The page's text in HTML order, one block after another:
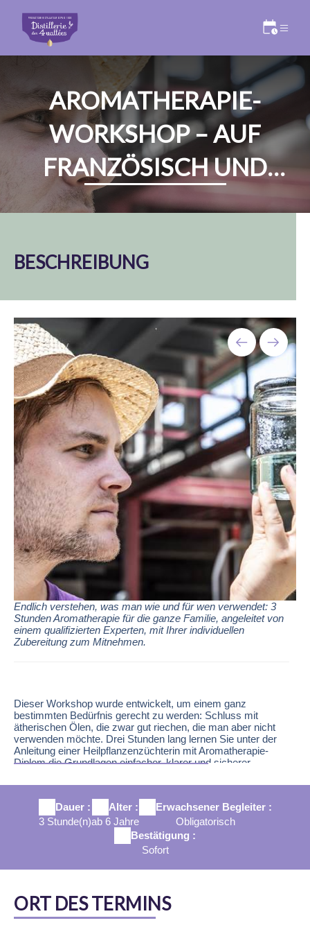
AROMATHERAPIE-
WORKSHOP – AUF
FRANZÖSISCH UND
ENGLISCH 🇫🇷 🇬🇧
BESCHREIBUNG
Endlich verstehen, was man wie und für wen verwendet: 3
Stunden Aromatherapie für die ganze Familie, angeleitet von
einem qualifizierten Experten, mit Ihrer individuellen
Zubereitung zum Mitnehmen.
Dieser Workshop wurde entwickelt, um einem ganz
bestimmten Bedürfnis gerecht zu werden: Schluss mit
ätherischen Ölen, die zwar gut riechen, die man aber nicht
verwenden möchte. Drei Stunden lang lernen Sie unter der
Anleitung einer Heilpflanzenzüchterin mit Aromatherapie-
Diplom die Grundlagen einfacher, klarer und sicherer
Destillerie mit Schwerpunkt auf Aromatherapie: Woher die
Öle stammen, wie sie hergestellt werden und was ein
ätherisches Öl, ein Blütenwasser und ein „Parfüm""
unterscheidet. Anschließend findet ein Duftworkshop statt, in
dem wichtige lokale Essenzen (feiner Lavendel, Lavandin
Kommen wir nun zum Kern der Sache: den
Gebrauchsregeln für die Familie (Gesten,
Vorsichtsmaßnahmen, zu vermeidende Fehler, Wahl der
Dauer :
3 Stunde(n)
Alter :
ab 6 Jahre
Erwachsener Begleiter :
Obligatorisch
Bestätigung :
Sofort
ORT DES TERMINS